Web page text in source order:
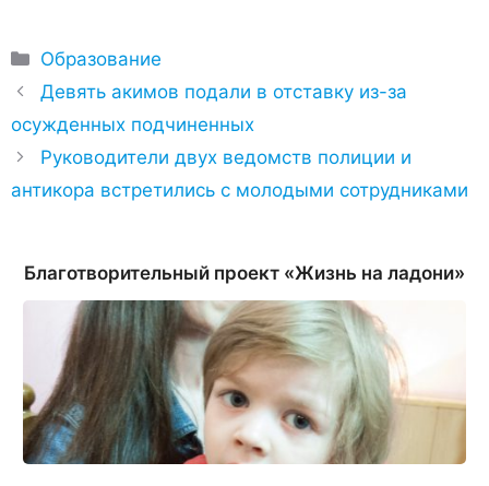
Рубрики
Образование
Девять акимов подали в отставку из-за
осужденных подчиненных
Руководители двух ведомств полиции и
антикора встретились с молодыми сотрудниками
Благотворительный проект «Жизнь на ладони»